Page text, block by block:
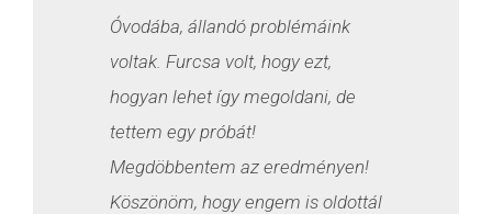
Óvodába, állandó problémáink
voltak. Furcsa volt, hogy ezt,
hogyan lehet így megoldani, de
tettem egy próbát!
Megdöbbentem az eredményen!
Köszönöm, hogy engem is oldottál